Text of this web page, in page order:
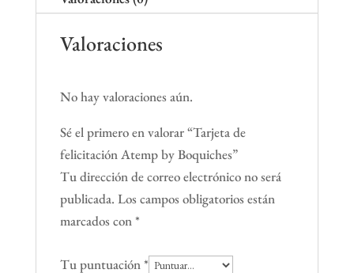
Valoraciones
No hay valoraciones aún.
Sé el primero en valorar “Tarjeta de
felicitación Atemp by Boquiches”
Tu dirección de correo electrónico no será
publicada. Los campos obligatorios están
marcados con*
Tu puntuación*